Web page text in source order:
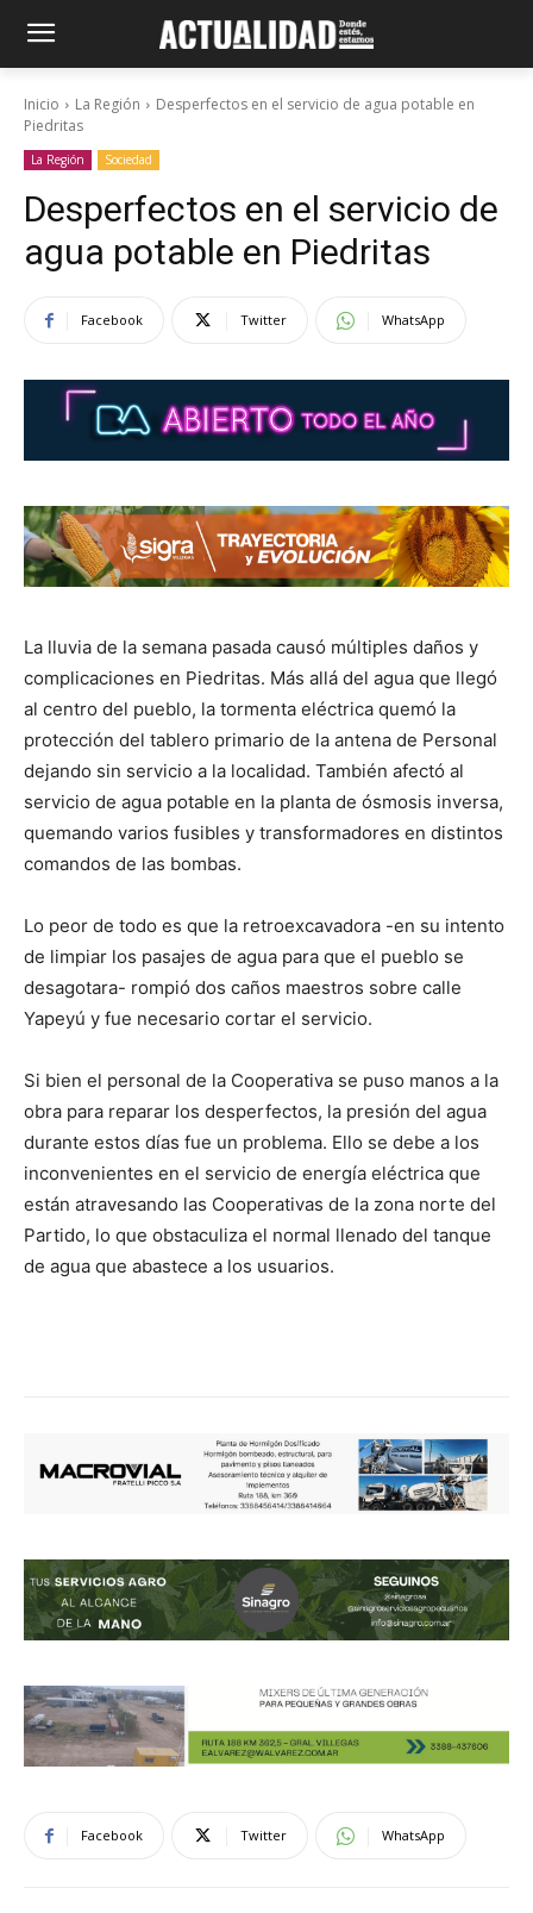
Inicio La Región
Desperfectos en el servicio de agua potable en
Piedritas
La Región Sociedad
Desperfectos en el servicio de
agua potable en Piedritas
Facebook Twitter WhatsApp
La lluvia de la semana pasada causó múltiples daños y
complicaciones en Piedritas. Más allá del agua que llegó
al centro del pueblo, la tormenta eléctrica quemó la
protección del tablero primario de la antena de Personal
dejando sin servicio a la localidad. También afectó al
servicio de agua potable en la planta de ósmosis inversa,
quemando varios fusibles y transformadores en distintos
comandos de las bombas.
Lo peor de todo es que la retroexcavadora -en su intento
de limpiar los pasajes de agua para que el pueblo se
desagotara- rompió dos caños maestros sobre calle
Yapeyú y fue necesario cortar el servicio.
Si bien el personal de la Cooperativa se puso manos a la
obra para reparar los desperfectos, la presión del agua
durante estos días fue un problema. Ello se debe a los
inconvenientes en el servicio de energía eléctrica que
están atravesando las Cooperativas de la zona norte del
Partido, lo que obstaculiza el normal llenado del tanque
de agua que abastece a los usuarios.
Facebook Twitter WhatsApp